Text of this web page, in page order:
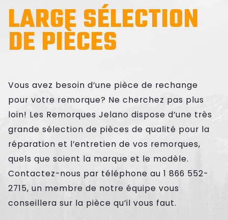
LARGE SÉLECTION
DE PIÈCES
Vous avez besoin d’une pièce de rechange
pour votre remorque? Ne cherchez pas plus
loin! Les Remorques Jelano dispose d’une très
grande sélection de pièces de qualité pour la
réparation et l’entretien de vos remorques,
quels que soient la marque et le modèle.
Contactez-nous par téléphone au 1 866 552-
2715, un membre de notre équipe vous
conseillera sur la pièce qu’il vous faut.